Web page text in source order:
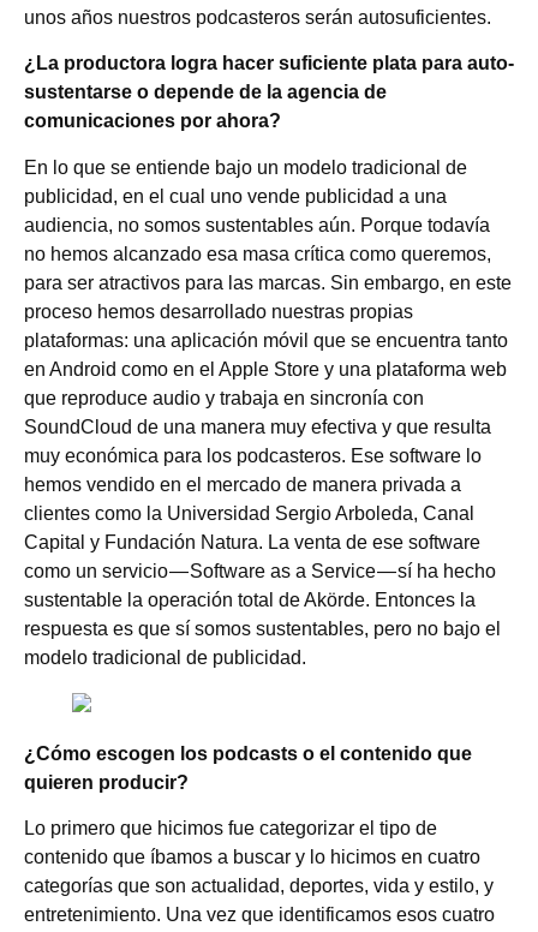
unos años nuestros podcasteros serán autosuficientes.
¿La productora logra hacer suficiente plata para auto-
sustentarse o depende de la agencia de
comunicaciones por ahora?
En lo que se entiende bajo un modelo tradicional de
publicidad, en el cual uno vende publicidad a una
audiencia, no somos sustentables aún. Porque todavía
no hemos alcanzado esa masa crítica como queremos,
para ser atractivos para las marcas. Sin embargo, en este
proceso hemos desarrollado nuestras propias
plataformas: una aplicación móvil que se encuentra tanto
en Android como en el Apple Store y una plataforma web
que reproduce audio y trabaja en sincronía con
SoundCloud de una manera muy efectiva y que resulta
muy económica para los podcasteros. Ese software lo
hemos vendido en el mercado de manera privada a
clientes como la Universidad Sergio Arboleda, Canal
Capital y Fundación Natura. La venta de ese software
como un servicio — Software as a Service — sí ha hecho
sustentable la operación total de Akörde. Entonces la
respuesta es que sí somos sustentables, pero no bajo el
modelo tradicional de publicidad.
¿Cómo escogen los podcasts o el contenido que
quieren producir?
Lo primero que hicimos fue categorizar el tipo de
contenido que íbamos a buscar y lo hicimos en cuatro
categorías que son actualidad, deportes, vida y estilo, y
entretenimiento. Una vez que identificamos esos cuatro